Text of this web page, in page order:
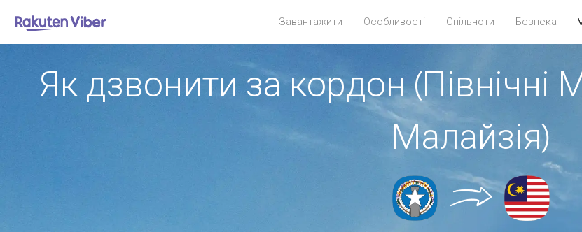
Завантажити Особливості Спільноти Безпека
Як дзвонити за кордон (Північні
Малайзія)